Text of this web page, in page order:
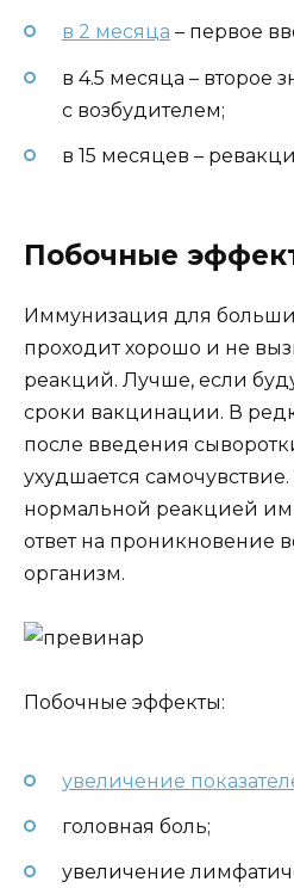
в 2 месяца – первое
в 4.5 месяца – второе
с возбудителем;
в 15 месяцев –
Побочные
Иммунизация для
проходит хорошо и не
реакций. Лучше, если
сроки вакцинации. В
после введения
ухудшается самочувствие.
нормальной реакцией
ответ на проникновение
организм.
Побочные эффекты:
увеличение
головная боль;
увеличение